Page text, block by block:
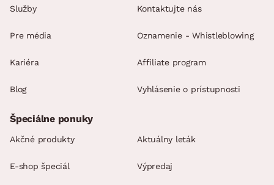
Služby
Pre média
Kariéra
Blog
Kontaktujte nás
Oznamenie - Whistleblowing
Affiliate program
Vyhlásenie o prístupnosti
Špeciálne ponuky
Akčné produkty Aktuálny leták
E-shop špeciál Výpredaj